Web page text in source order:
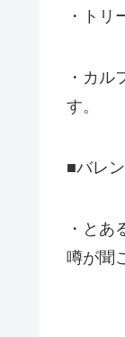
・トリ
・カル
す。
■バレ
・とあ
噂が聞